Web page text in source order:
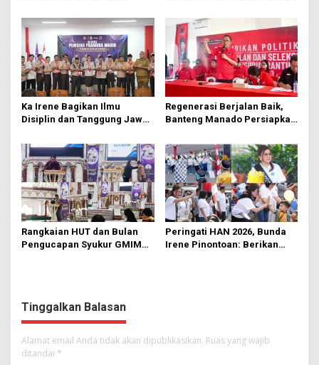
Ka Irene Bagikan Ilmu
Disiplin dan Tanggung Jawab
Manado
Regenerasi Berjalan Baik,
Banteng Manado Persiapkan
Rumput
Rangkaian HUT dan Bulan
Pengucapan Syukur GMIM
Peringati HAN 2026, Bunda
Irene Pinontoan: Berikan
Tinggalkan Balasan
Alamat email Anda tidak akan dipublikasikan. Ruas yang wajib
ditandai *